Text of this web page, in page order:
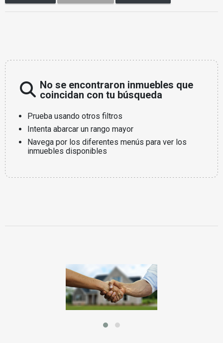
No se encontraron inmuebles que
coincidan con tu búsqueda
Prueba usando otros filtros
Intenta abarcar un rango mayor
Navega por los diferentes menús para ver los
inmuebles disponibles